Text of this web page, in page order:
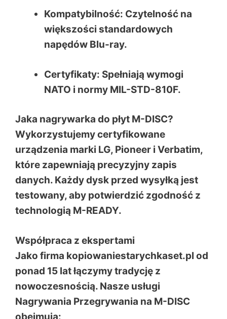
Kompatybilność: Czytelność na
większości standardowych
napędów Blu-ray.
Certyfikaty: Spełniają wymogi
NATO i normy MIL-STD-810F.
Jaka nagrywarka do płyt M-DISC?
Wykorzystujemy certyfikowane
urządzenia marki LG, Pioneer i Verbatim,
które zapewniają precyzyjny zapis
danych. Każdy dysk przed wysyłką jest
testowany, aby potwierdzić zgodność z
technologią M-READY.
Współpraca z ekspertami
Jako firma kopiowaniestarychkaset.pl od
ponad 15 lat łączymy tradycję z
nowoczesnością. Nasze usługi
Nagrywania Przegrywania na M-DISC
obejmują: